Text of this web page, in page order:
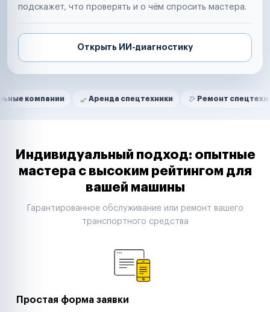
подскажет, что проверять и о чём спросить мастера.
Открыть ИИ-диагностику
Нам доверяют
Аренда спецтехники Ремонт спецтехники
Маркетплейсы
Таксопарки
Автодилеры
Строительные компании
Аренда спецтехники
Индивидуальный подход: опытные
мастера с высоким рейтингом для
вашей машины
Гарантированное обслуживание или ремонт вашего
транспортного средства
Простая форма заявки